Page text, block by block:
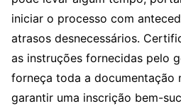
iniciar o processo com
atrasos desnecessários.
as instruções fornecidas pelo
forneça toda a documentação
garantir uma inscrição bem-